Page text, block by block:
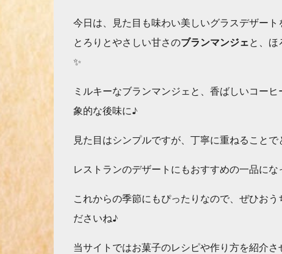
今日は、見た目も味わい美しいグラスデザート
とろりとやさしい甘さのブランマンジェと、ほ
✨
ミルキーなブランマンジェと、香ばしいコー
象的な後味に♪
見た目はシンプルですが、丁寧に重ねること
レストランのデザートにもおすすめの一品に
これからの季節にもぴったりなので、ぜひお
ださいね♪
当サイトではお菓子のレシピや作り方を紹介